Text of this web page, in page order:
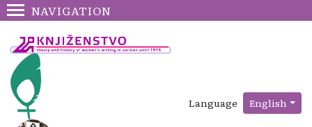
NAVIGATION
Language English